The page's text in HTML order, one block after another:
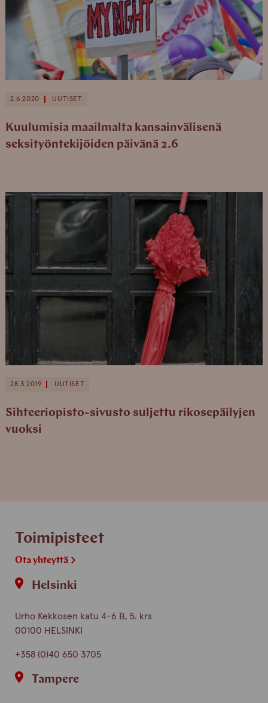
2.6.2020 UUTISET
Kuulumisia maailmalta kansainvälisenä
seksityöntekijöiden päivänä 2.6
28.3.2019 UUTISET
Sihteeriopisto-sivusto suljettu rikosepäilyjen
vuoksi
Toimipisteet
Ota yhteyttä
Helsinki
Urho Kekkosen katu 4-6 B, 5. krs
00100 HELSINKI
+358 (0)40 650 3705
Tampere